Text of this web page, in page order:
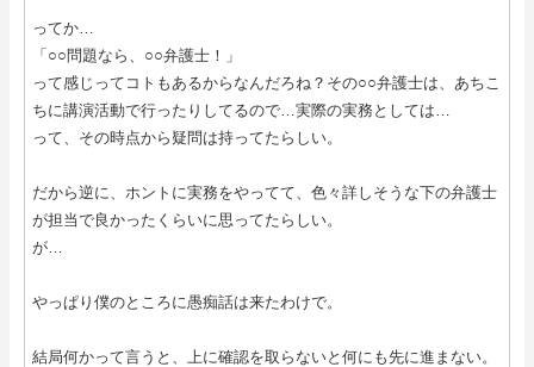
ってか…
「○○問題なら、○○弁護士！」
って感じってコトもあるからなんだろね？その○○弁護士は、あちこ
ちに講演活動で行ったりしてるので…実際の実務としては…
って、その時点から疑問は持ってたらしい。
だから逆に、ホントに実務をやってて、色々詳しそうな下の弁護士
が担当で良かったくらいに思ってたらしい。
が…
やっぱり僕のところに愚痴話は来たわけで。
結局何かって言うと、上に確認を取らないと何にも先に進まない。